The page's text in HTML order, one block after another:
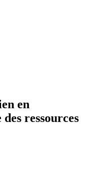
en
ressources